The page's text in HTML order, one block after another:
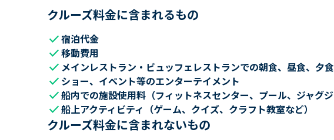
クルーズ料金に含まれるもの
check宿泊代金
check移動費用
check メインレストラン・ビュッフェレストランでの朝食、昼食、夕食
check ショー、イベント等のエンターテイメント
check船内での施設使用料（フィットネスセンター、プール、ジャグ
check船上アクティビティ（ゲーム、クイズ、クラフト教室など）
クルーズ料金に含まれないもの